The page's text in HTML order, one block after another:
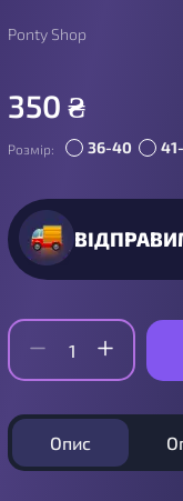
Ponty Shop
350 ₴
Розмір: 36-40
Опис